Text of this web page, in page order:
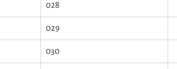
028
029
030